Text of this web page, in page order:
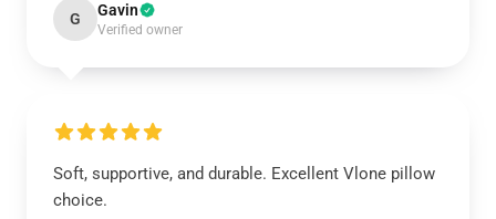
G Gavin
Verified owner
Soft, supportive, and durable. Excellent Vlone pillow
choice.